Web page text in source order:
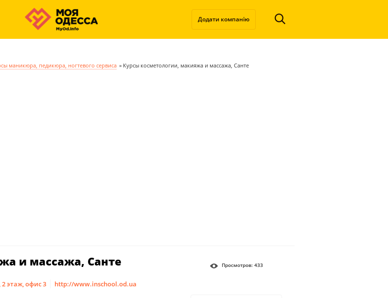
Додати компанію
маникюра, педикюра, ногтевого сервиса » Курсы косметологии, макияжа и массажа, Санте
и массажа, Санте
2 этаж, офис 3 http://www.inschool.od.ua
Просмотров: 433